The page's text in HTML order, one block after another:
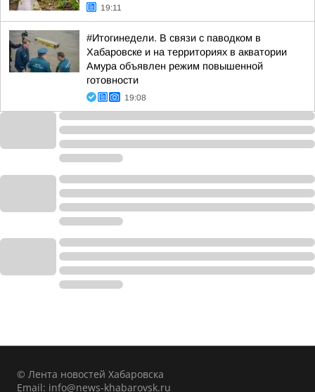
19:11
#Итогинедели. В связи с паводком в
Хабаровске и на территориях в акватории
Амура объявлен режим повышенной
готовности
19:08
© Лента новостей Хабаровска
Email: info@news-khabarovsk.ru